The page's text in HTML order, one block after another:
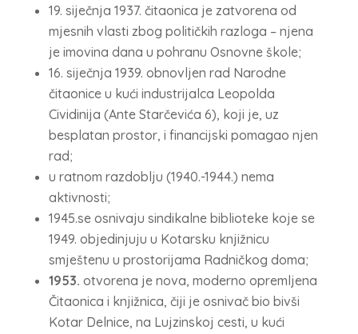
19. siječnja 1937. čitaonica je zatvorena od
mjesnih vlasti zbog političkih razloga – njena
je imovina dana u pohranu Osnovne škole;
16. siječnja 1939. obnovljen rad Narodne
čitaonice u kući industrijalca Leopolda
Cividinija (Ante Starčevića 6), koji je, uz
besplatan prostor, i financijski pomagao njen
rad;
u ratnom razdoblju (1940.-1944.) nema
aktivnosti;
1945.se osnivaju sindikalne biblioteke koje se
1949. objedinjuju u Kotarsku knjižnicu
smještenu u prostorijama Radničkog doma;
1953. otvorena je nova, moderno opremljena
Čitaonica i knjižnica, čiji je osnivač bio bivši
Kotar Delnice, na Lujzinskoj cesti, u kući